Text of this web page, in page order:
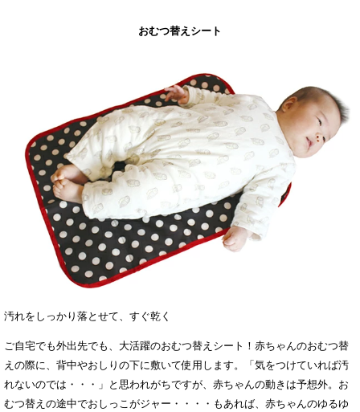
おむつ替えシート
汚れをしっかり落とせて、すぐ乾く
ご自宅でも外出先でも、大活躍のおむつ替えシート！赤ちゃんのおむつ替
えの際に、背中やおしりの下に敷いて使用します。「気をつけていれば汚
れないのでは・・・」と思われがちですが、赤ちゃんの動きは予想外。お
むつ替えの途中でおしっこがジャー・・・・もあれば、赤ちゃんのゆるゆ